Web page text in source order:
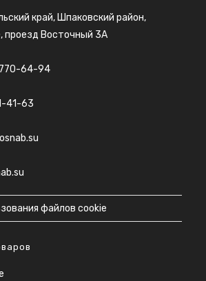
край, Шпаковский район,
проезд Восточный 3А
64-94Откроется
41-63
вашем
файлов cookie